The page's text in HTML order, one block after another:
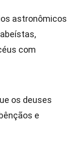
astronômicos
com
os deuses
e